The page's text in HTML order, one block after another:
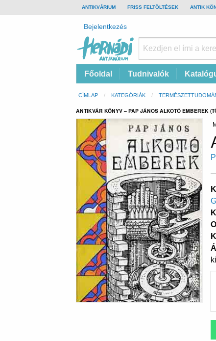
TOP
BAR
ANTIKVÁRIUM FRISS FELTÖLTÉSEK ANTIK
Felhasználói
fiók
menüje
Bejelentkezés
Antikvárium
Online
Fő
navigáció
Főoldal Tudnivalók
Morzsa
CÍMLAP KATEGÓRIÁK
ANTIKVÁR KÖNYV – PAP JÁNOS ALKOTÓ EMBEREK